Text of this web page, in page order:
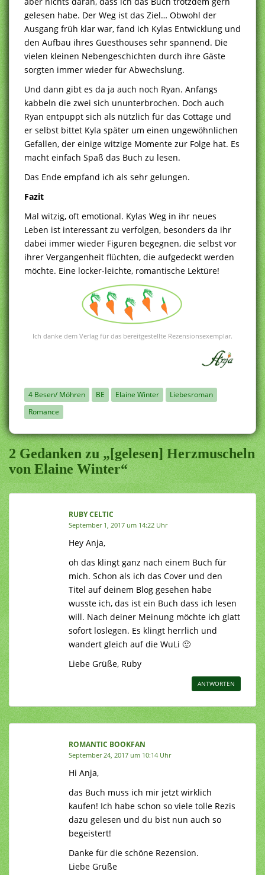
gelesen habe. Der Weg ist das Ziel… Obwohl der
Ausgang früh klar war, fand ich Kylas Entwicklung und
den Aufbau ihres Guesthouses sehr spannend. Die
vielen kleinen Nebengeschichten durch ihre Gäste
sorgten immer wieder für Abwechslung.
Und dann gibt es da ja auch noch Ryan. Anfangs
kabbeln die zwei sich ununterbrochen. Doch auch
Ryan entpuppt sich als nützlich für das Cottage und
er selbst bittet Kyla später um einen ungewöhnlichen
Gefallen, der einige witzige Momente zur Folge hat. Es
macht einfach Spaß das Buch zu lesen.
Das Ende empfand ich als sehr gelungen.
Fazit
Mal witzig, oft emotional. Kylas Weg in ihr neues
Leben ist interessant zu verfolgen, besonders da ihr
dabei immer wieder Figuren begegnen, die selbst vor
ihrer Vergangenheit flüchten, die aufgedeckt werden
möchte. Eine locker-leichte, romantische Lektüre!
Ich danke dem Verlag für das bereitgestellte Rezensionsexemplar.
4 Besen/ Möhren BE Elaine Winter
Liebesroman
Romance
2 Gedanken zu „[gelesen] Herzmuscheln
von Elaine Winter“
RUBY CELTIC
September 1, 2017 um 14:22 Uhr
Hey Anja,
oh das klingt ganz nach einem Buch für
mich. Schon als ich das Cover und den
Titel auf deinem Blog gesehen habe
wusste ich, das ist ein Buch dass ich lesen
will. Nach deiner Meinung möchte ich glatt
sofort loslegen. Es klingt herrlich und
wandert gleich auf die WuLi 🙂
Liebe Grüße, Ruby
ANTWORTEN
ROMANTIC BOOKFAN
September 24, 2017 um 10:14 Uhr
Hi Anja,
das Buch muss ich mir jetzt wirklich
kaufen! Ich habe schon so viele tolle Rezis
dazu gelesen und du bist nun auch so
begeistert!
Danke für die schöne Rezension.
Liebe Grüße